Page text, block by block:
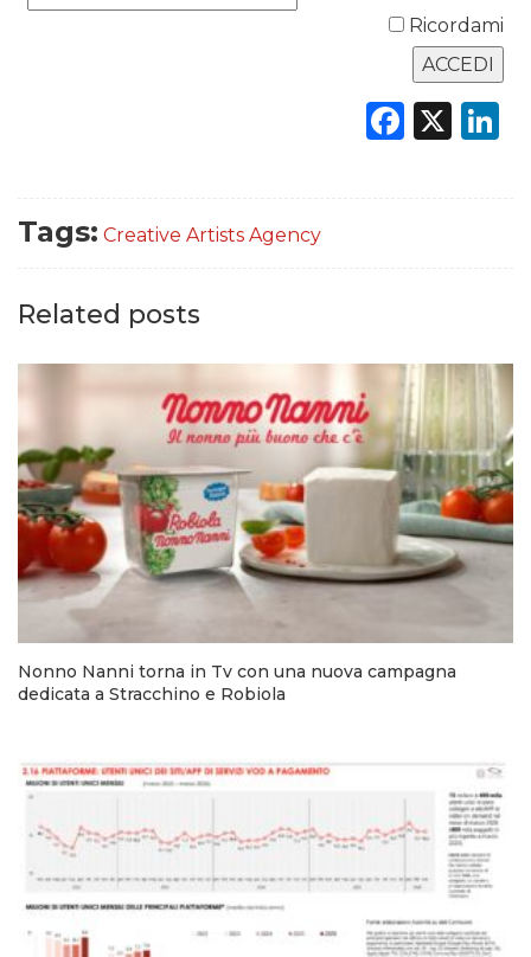
Ricordami
X
Tags: Creative Artists Agency
Related posts
Nonno Nanni torna in Tv con una nuova campagna
dedicata a Stracchino e Robiola